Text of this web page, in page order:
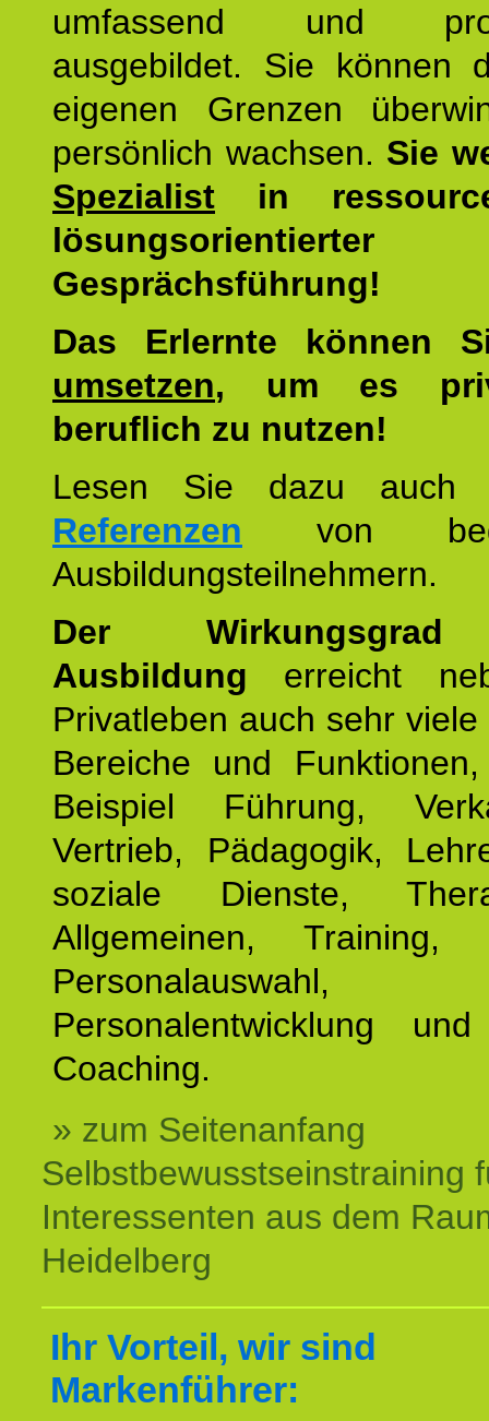
umfassend und
ausgebildet. Sie können
eigenen Grenzen
persönlich wachsen. Sie
Spezialist in
lösungsorientierter
Gesprächsführung!
Das Erlernte können
umsetzen, um es
beruflich zu nutzen!
Lesen Sie dazu
Referenzen von
Ausbildungsteilnehmern.
Der
Ausbildung erreicht
Privatleben auch sehr
Bereiche und
Beispiel Führung,
Vertrieb, Pädagogik,
soziale Dienste,
Allgemeinen, Training,
Personalauswahl,
Personalentwicklung
Coaching.
» zum Seitenanfang
Selbstbewusstseinstraining
Interessenten aus dem
Heidelberg
Ihr Vorteil, wir sind
Markenführer: